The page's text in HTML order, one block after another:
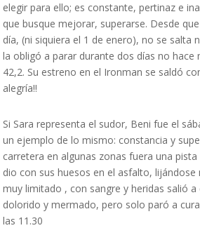
elegir para ello; es constante, pertinaz e
que busque mejorar, superarse. Desde
día, (ni siquiera el 1 de enero), no se
la obligó a parar durante dos días no
42,2. Su estreno en el Ironman se saldó
alegría!!
Si Sara representa el sudor, Beni fue el
un ejemplo de lo mismo: constancia y
carretera en algunas zonas fuera una
dio con sus huesos en el asfalto,
muy limitado , con sangre y heridas salió
dolorido y mermado, pero solo paró a
las 11.30